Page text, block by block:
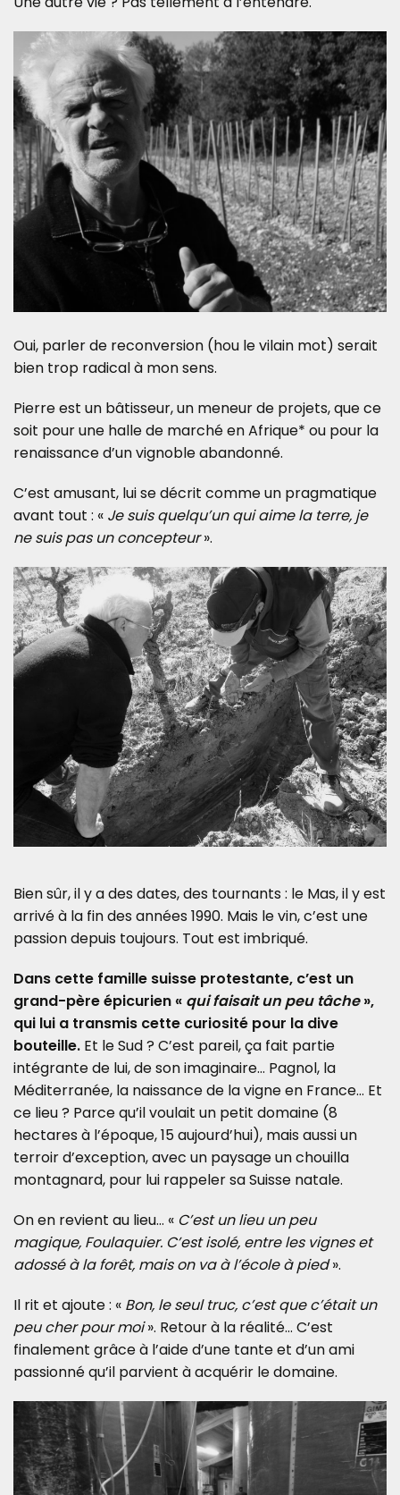
Oui, parler de reconversion (hou le vilain mot) serait
bien trop radical à mon sens.
Pierre est un bâtisseur, un meneur de projets, que ce
soit pour une halle de marché en Afrique* ou pour la
renaissance d’un vignoble abandonné.
C’est amusant, lui se décrit comme un pragmatique
avant tout : « Je suis quelqu’un qui aime la terre, je
ne suis pas un concepteur».
Bien sûr, il y a des dates, des tournants : le Mas, il y est
arrivé à la fin des années 1990. Mais le vin, c’est une
passion depuis toujours. Tout est imbriqué.
Dans cette famille suisse protestante, c’est un
grand-père épicurien « qui faisait un peu tâche»,
qui lui a transmis cette curiosité pour la dive
bouteille. Et le Sud ? C’est pareil, ça fait partie
intégrante de lui, de son imaginaire… Pagnol, la
Méditerranée, la naissance de la vigne en France… Et
ce lieu ? Parce qu’il voulait un petit domaine (8
hectares à l’époque, 15 aujourd’hui), mais aussi un
terroir d’exception, avec un paysage un chouilla
montagnard, pour lui rappeler sa Suisse natale.
On en revient au lieu… « C’est un lieu un peu
magique, Foulaquier. C’est isolé, entre les vignes et
adossé à la forêt, mais on va à l’école à pied».
Il rit et ajoute : « Bon, le seul truc, c’est que c’était un
peu cher pour moi». Retour à la réalité… C’est
finalement grâce à l’aide d’une tante et d’un ami
passionné qu’il parvient à acquérir le domaine.